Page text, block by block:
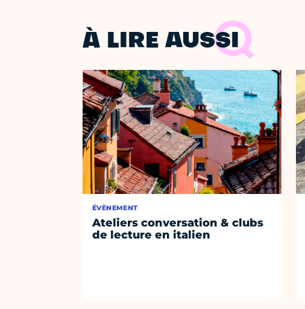
À LIRE AUSSI
ÉVÈNEMENT
Ateliers conversation & clubs
de lecture en italien